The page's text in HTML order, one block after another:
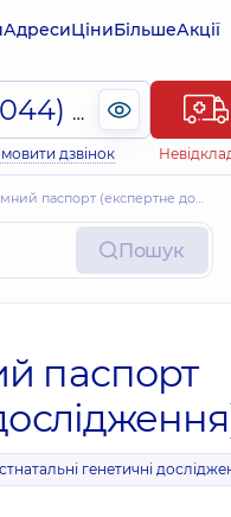
АдресиЦіниБільшеАкції
(044) 495-2-888
дзвінок
паспорт (експертне дослідження)
Пошук
паспорт
генетичні